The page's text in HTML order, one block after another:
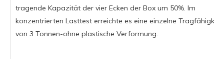
tragende Kapazität der vier Ecken der Box um 50%. Im
konzentrierten Lasttest erreichte es eine einzelne Tragfähigkeit
von 3 Tonnen-ohne plastische Verformung.